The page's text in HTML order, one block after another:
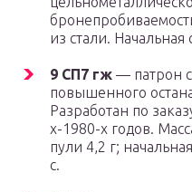
из стали.
9 СП7 гж — патрон
повышенного
Разработан по
х-1980-х годов.
пули 4,2 г;
с.